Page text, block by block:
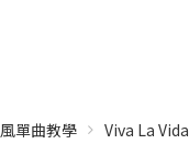
單曲教學 Viva La Vida